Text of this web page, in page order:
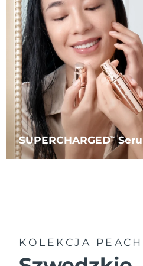
SUPERCHARGEDTM
KOLEKCJA PEACH